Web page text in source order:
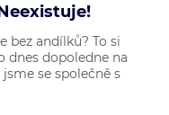
bez andílků? To si
dnes dopoledne na
se společně s